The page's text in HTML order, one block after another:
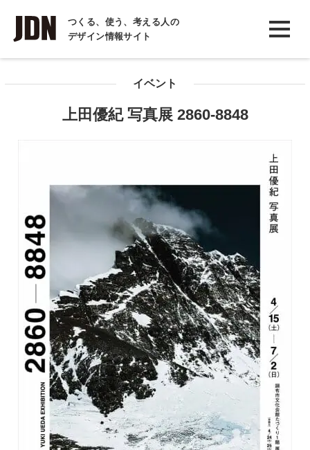
つくる、使う、考える人の
デザイン情報サイト
INTERVIEW
インタビュー
イベント
上田優紀 写真展 2860-8848